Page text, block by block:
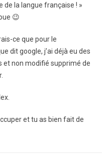
de la langue française ! »
😉
ce que pour le
dit google, j’ai déjà eu des
et non modifié supprimé de
et tu as bien fait de